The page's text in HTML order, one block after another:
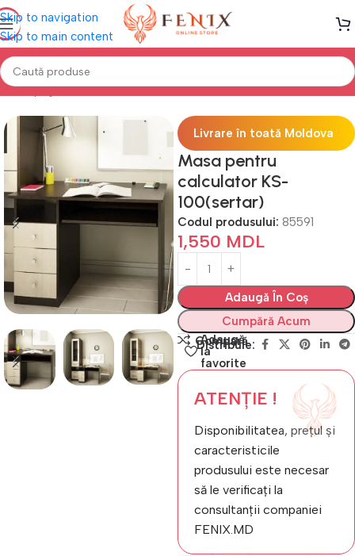
Skip to navigation
Skip to main content
Prima pagină Mobilă BIROU Mese de birou
Livrare în toată Moldova
Masa pentru
calculator KS-
100(sertar)
Codul produsului: 85591
1,550 MDL
Adaugă În Coș
Cumpără Acum
Compară
Adaugă
la
favorite
Distribuie:
ATENȚIE !
Disponibilitatea, prețul și
caracteristicile
produsului este necesar
să le verificați la
consultanții companiei
FENIX.MD